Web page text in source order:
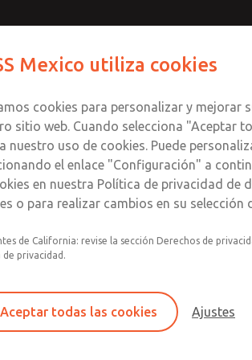
Filtro y regulador
lubricador con indicador
Recipiente de plástico de
acero contra roturas,
transparente o recipiente
Mexico utiliza cookies
cookies para personalizar y mejorar
sitio web. Cuando selecciona "Aceptar
nuestro uso de cookies. Puede
el enlace "Configuración" a
en nuestra Política de privacidad de
o para realizar cambios en su selección
de California: revise la sección Derechos de
de privacidad.
Aceptar todas las cookies Ajustes